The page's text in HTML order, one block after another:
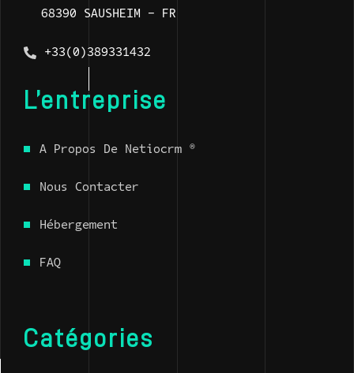
68390 SAUSHEIM - FR
+33(0)389331432
L’entreprise
A Propos De Netiocrm ®
Nous Contacter
Hébergement
FAQ
Catégories